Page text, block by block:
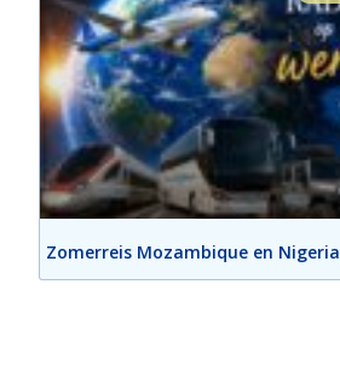
Zomerreis Mozambique en Nigeria